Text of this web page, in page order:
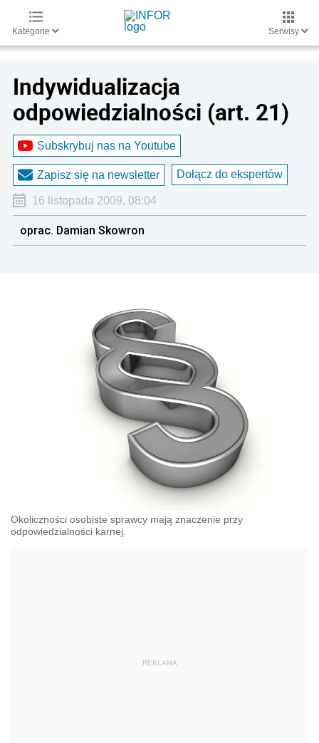
Kategorie Serwisy
Indywidualizacja
odpowiedzialności (art. 21)
Subskrybuj nas na Youtube
Zapisz się na newsletter Dołącz do ekspertów
16 listopada 2009, 08:04
oprac. Damian Skowron
Okoliczności osobiste sprawcy mają znaczenie przy
odpowiedzialności karnej.